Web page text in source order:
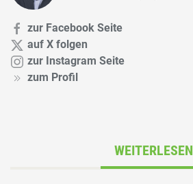
zur Facebook Seite
auf X folgen
zur Instagram Seite
zum Profil
WEITERLESEN